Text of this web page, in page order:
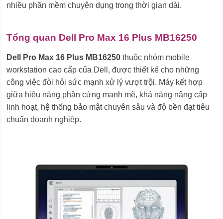
nhiều phần mềm chuyên dụng trong thời gian dài.
Tổng quan Dell Pro Max 16 Plus MB16250
Dell Pro Max 16 Plus MB16250 thuộc nhóm mobile
workstation cao cấp của Dell, được thiết kế cho những
công việc đòi hỏi sức mạnh xử lý vượt trội. Máy kết hợp
giữa hiệu năng phần cứng mạnh mẽ, khả năng nâng cấp
linh hoạt, hệ thống bảo mật chuyên sâu và độ bền đạt tiêu
chuẩn doanh nghiệp.